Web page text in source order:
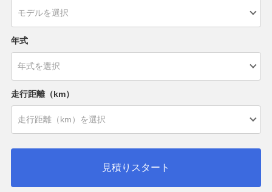
年式
走行距離（km）
見積りスタート